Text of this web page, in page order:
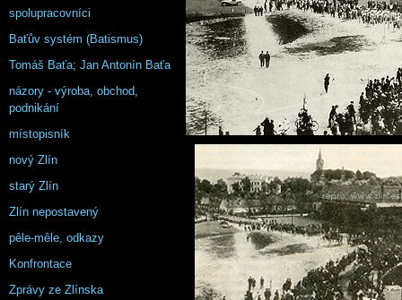
spolupracovníci
Baťův systém (Batismus)
Tomáš Baťa; Jan Antonín Baťa
názory - výroba, obchod,
podnikání
místopisník
nový Zlín
starý Zlín
Zlín nepostavený
pêle-mêle, odkazy
Konfrontace
Zprávy ze Zlínska